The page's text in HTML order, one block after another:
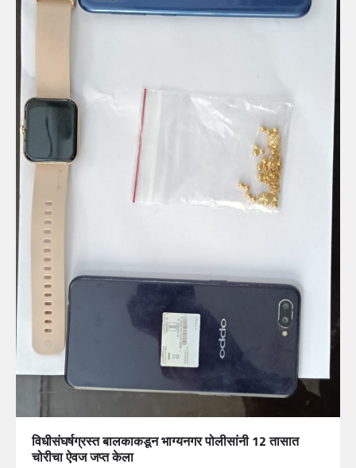
विधीसंघर्षग्रस्त बालकाकडून भाग्यनगर पोलीसांनी 12 तासात
चोरीचा ऐवज जप्त केला